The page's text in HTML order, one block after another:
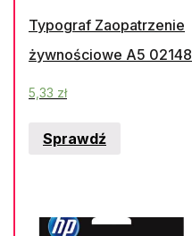
Typograf Zaopatrzenie
żywnościowe A5 02148
5,33 zł
Sprawdź